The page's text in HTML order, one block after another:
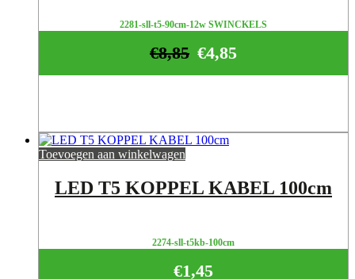
2281-sll-t5-90cm-12w SWINCKELS
€4,85
€8,85
Toevoegen aan winkelwagen
LED T5 KOPPEL KABEL 100cm
2274-sll-t5kb-100cm
€1,45